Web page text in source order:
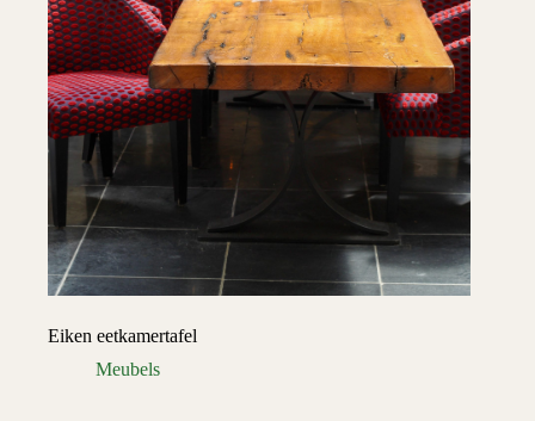
Eiken eetkamertafel
Meubels